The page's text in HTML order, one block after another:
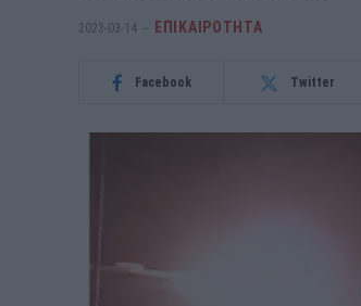
2023-03-14 ΕΠΙΚΑΙΡΟΤΗΤΑ
Facebook Twitter